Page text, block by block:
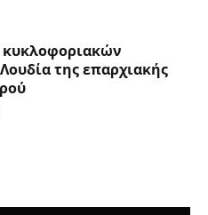
της επαρχιακής